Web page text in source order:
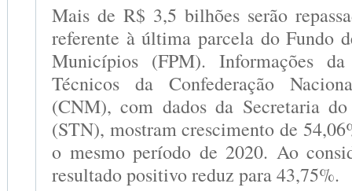
Telegram
Mais de R$ 3,5 bilhões serão
referente à última parcela do Fundo
Municípios (FPM). Informações
Técnicos da Confederação
(CNM), com dados da Secretaria
(STN), mostram crescimento de
o mesmo período de 2020. Ao
resultado positivo reduz para 43,75%.